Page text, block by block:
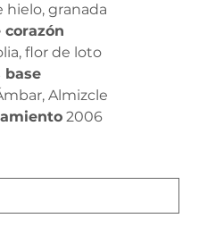
hielo, granada
corazón
flor de loto
base
Almizcle
2006